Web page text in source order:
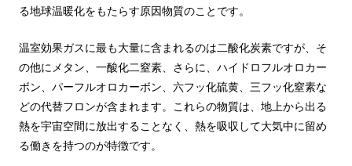
る地球温暖化をもたらす原因物質のことです。
温室効果ガスに最も大量に含まれるのは二酸化炭素ですが、そ
の他にメタン、一酸化二窒素、さらに、ハイドロフルオロカー
ボン、パーフルオロカーボン、六フッ化硫黄、三フッ化窒素な
どの代替フロンが含まれます。これらの物質は、地上から出る
熱を宇宙空間に放出することなく、熱を吸収して大気中に留め
る働きを持つのが特徴です。